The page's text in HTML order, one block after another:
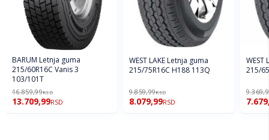
BARUM Letnja guma
215/60R16C Vanis 3
103/101T
16.859,99RSD
13.709,99RSD
WEST LAKE Letnja guma
215/75R16C H188 113Q
9.859,99RSD
8.079,99RSD
WEST
215/